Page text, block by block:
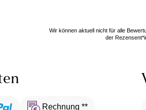
Wir können aktuell nicht für alle
der
Rechnung **